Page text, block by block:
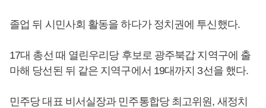
졸업 뒤 시민사회 활동을 하다가 정치권에 투신했다.
17대 총선 때 열린우리당 후보로 광주북갑 지역구에 출
마해 당선된 뒤 같은 지역구에서 19대까지 3선을 했다.
민주당 대표 비서실장과 민주통합당 최고위원, 새정치